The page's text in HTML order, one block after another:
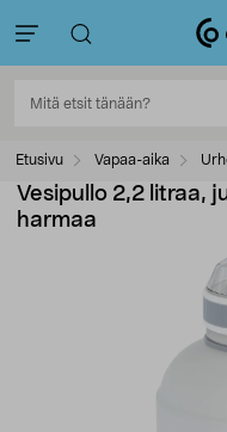
Etusivu Vapaa-aika
Vesipullo 2,2 litraa,
harmaa